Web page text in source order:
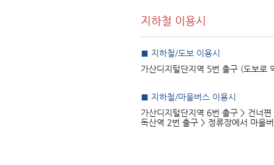
지하철 이용시
■ 지하철/도보 이용시
가산디지털단지역 5번 출구 (도보로
■ 지하철/마을버스 이용시
가산디지털단지역 6번 출구 > 건너
독산역 2번 출구 > 정류장에서 마을